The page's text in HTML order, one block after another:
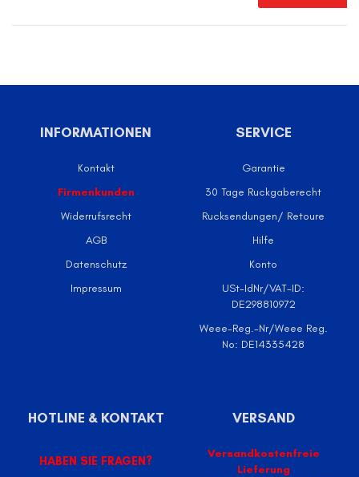
INFORMATIONEN
Kontakt
Firmenkunden
Widerrufsrecht
AGB
Datenschutz
Impressum
SERVICE
Garantie
30 Tage Ruckgaberecht
Rucksendungen/ Retoure
Hilfe
Konto
USt-IdNr/VAT-ID:
DE298810972
Weee-Reg.-Nr/Weee Reg.
No: DE14335428
HOTLINE & KONTAKT
HABEN SIE FRAGEN?
VERSAND
Versandkostenfreie
Lieferung